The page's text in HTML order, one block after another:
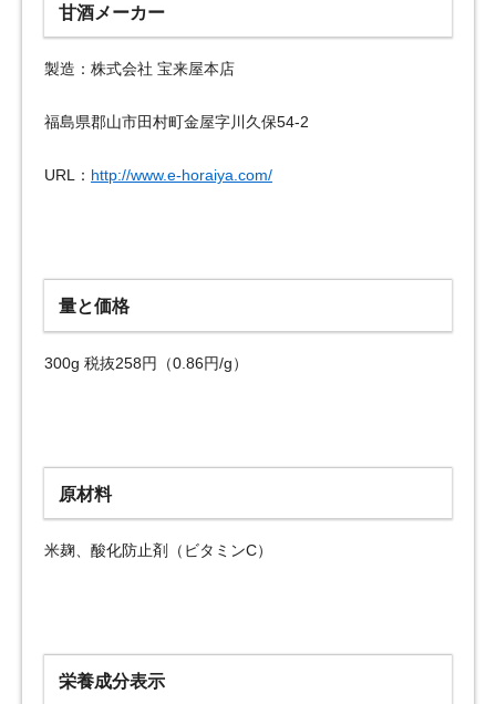
甘酒メーカー
製造：株式会社 宝来屋本店
福島県郡山市田村町金屋字川久保54-2
URL： http://www.e-horaiya.com/
量と価格
300g 税抜258円（0.86円/g）
原材料
米麹、酸化防止剤（ビタミンC）
栄養成分表示